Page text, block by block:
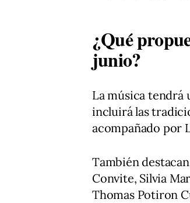
¿Qué
junio?
La música tendrá
incluirá las
acompañado por
También
Convite, Silvia
Thomas Potiron